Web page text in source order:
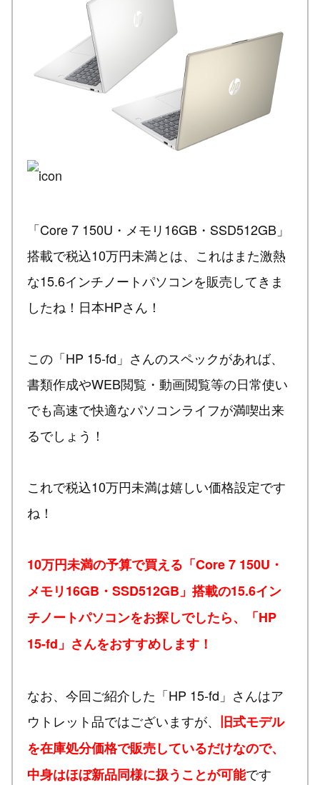
「Core 7 150U・メモリ16GB・SSD512GB」
搭載で税込10万円未満とは、これはまた激熱
な15.6インチノートパソコンを販売してきま
したね！日本HPさん！
この「HP 15-fd」さんのスペックがあれば、
書類作成やWEB閲覧・動画閲覧等の日常使い
でも高速で快適なパソコンライフが満喫出来
るでしょう！
これで税込10万円未満は嬉しい価格設定です
ね！
10万円未満の予算で買える「Core 7 150U・
メモリ16GB・SSD512GB」搭載の15.6イン
チノートパソコンをお探しでしたら、「HP
15-fd」さんをおすすめします！
なお、今回ご紹介した「HP 15-fd」さんはア
ウトレット品ではございますが、 旧式モデル
を在庫処分価格で販売しているだけなので、
中身はほぼ新品同様に扱うことが可能です